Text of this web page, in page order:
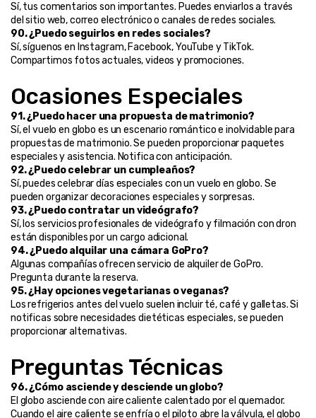
Sí, tus comentarios son importantes. Puedes enviarlos a través
del sitio web, correo electrónico o canales de redes sociales.
90. ¿Puedo seguirlos en redes sociales?
Sí, síguenos en Instagram, Facebook, YouTube y TikTok.
Compartimos fotos actuales, videos y promociones.
Ocasiones Especiales
91. ¿Puedo hacer una propuesta de matrimonio?
Sí, el vuelo en globo es un escenario romántico e inolvidable para
propuestas de matrimonio. Se pueden proporcionar paquetes
especiales y asistencia. Notifica con anticipación.
92. ¿Puedo celebrar un cumpleaños?
Sí, puedes celebrar días especiales con un vuelo en globo. Se
pueden organizar decoraciones especiales y sorpresas.
93. ¿Puedo contratar un videógrafo?
Sí, los servicios profesionales de videógrafo y filmación con dron
están disponibles por un cargo adicional.
94. ¿Puedo alquilar una cámara GoPro?
Algunas compañías ofrecen servicio de alquiler de GoPro.
Pregunta durante la reserva.
95. ¿Hay opciones vegetarianas o veganas?
Los refrigerios antes del vuelo suelen incluir té, café y galletas. Si
notificas sobre necesidades dietéticas especiales, se pueden
proporcionar alternativas.
Preguntas Técnicas
96. ¿Cómo asciende y desciende un globo?
El globo asciende con aire caliente calentado por el quemador.
Cuando el aire caliente se enfría o el piloto abre la válvula, el globo